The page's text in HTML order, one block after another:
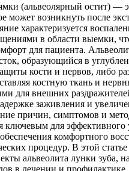
(альвеолярный остит) —
может возникнуть после
характеризуется
в области выемки,
для пациента.
образующийся в
кости и нервов, либо
костную ткань и
для внешних
заживления и
причин, симптомов и
ключевым для эффективного
комфортного
процедур. В этой
альвеолита лунки зуба,
в лечении и профилактике.